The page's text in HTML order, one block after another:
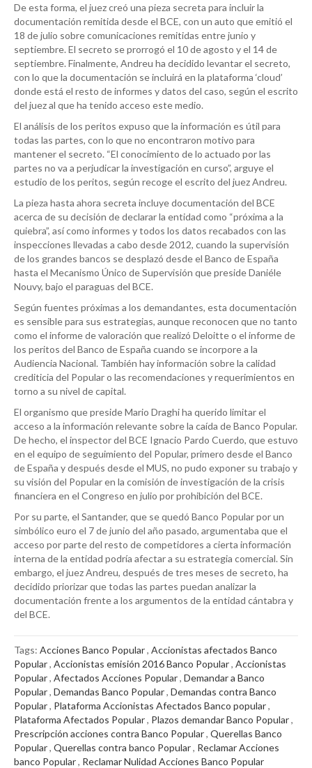
De esta forma, el juez creó una pieza secreta para incluir la
documentación remitida desde el BCE, con un auto que emitió el
18 de julio sobre comunicaciones remitidas entre junio y
septiembre. El secreto se prorrogó el 10 de agosto y el 14 de
septiembre. Finalmente, Andreu ha decidido levantar el secreto,
con lo que la documentación se incluirá en la plataforma ‘cloud’
donde está el resto de informes y datos del caso, según el escrito
del juez al que ha tenido acceso este medio.
El análisis de los peritos expuso que la información es útil para
todas las partes, con lo que no encontraron motivo para
mantener el secreto. “El conocimiento de lo actuado por las
partes no va a perjudicar la investigación en curso”, arguye el
estudio de los peritos, según recoge el escrito del juez Andreu.
La pieza hasta ahora secreta incluye documentación del BCE
acerca de su decisión de declarar la entidad como “próxima a la
quiebra”, así como informes y todos los datos recabados con las
inspecciones llevadas a cabo desde 2012, cuando la supervisión
de los grandes bancos se desplazó desde el Banco de España
hasta el Mecanismo Único de Supervisión que preside Daniéle
Nouvy, bajo el paraguas del BCE.
Según fuentes próximas a los demandantes, esta documentación
es sensible para sus estrategias, aunque reconocen que no tanto
como el informe de valoración que realizó Deloitte o el informe de
los peritos del Banco de España cuando se incorpore a la
Audiencia Nacional. También hay información sobre la calidad
crediticia del Popular o las recomendaciones y requerimientos en
torno a su nivel de capital.
El organismo que preside Mario Draghi ha querido limitar el
acceso a la información relevante sobre la caída de Banco Popular.
De hecho, el inspector del BCE Ignacio Pardo Cuerdo, que estuvo
en el equipo de seguimiento del Popular, primero desde el Banco
de España y después desde el MUS, no pudo exponer su trabajo y
su visión del Popular en la comisión de investigación de la crisis
financiera en el Congreso en julio por prohibición del BCE.
Por su parte, el Santander, que se quedó Banco Popular por un
simbólico euro el 7 de junio del año pasado, argumentaba que el
acceso por parte del resto de competidores a cierta información
interna de la entidad podría afectar a su estrategia comercial. Sin
embargo, el juez Andreu, después de tres meses de secreto, ha
decidido priorizar que todas las partes puedan analizar la
documentación frente a los argumentos de la entidad cántabra y
del BCE.
Tags: Acciones Banco Popular, Accionistas afectados Banco
Popular, Accionistas emisión 2016 Banco Popular, Accionistas
Popular, Afectados Acciones Popular, Demandar a Banco
Popular, Demandas Banco Popular, Demandas contra Banco
Popular, Plataforma Accionistas Afectados Banco popular,
Plataforma Afectados Popular, Plazos demandar Banco Popular,
Prescripción acciones contra Banco Popular, Querellas Banco
Popular, Querellas contra banco Popular, Reclamar Acciones
banco Popular, Reclamar Nulidad Acciones Banco Popular